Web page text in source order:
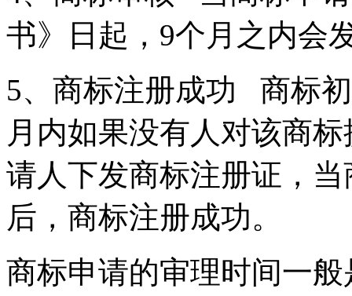
书》日起，9个月之内
5、商标注册成功 商标
月内如果没有人对该商
请人下发商标注册证，
后，商标注册成功。
商标申请的审理时间一